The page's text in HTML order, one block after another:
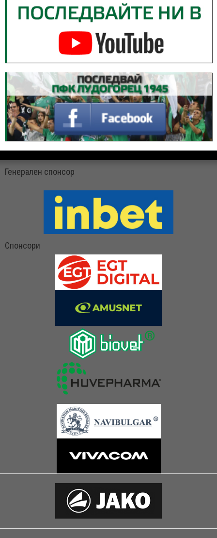
Генерален спонсор
Спонсори